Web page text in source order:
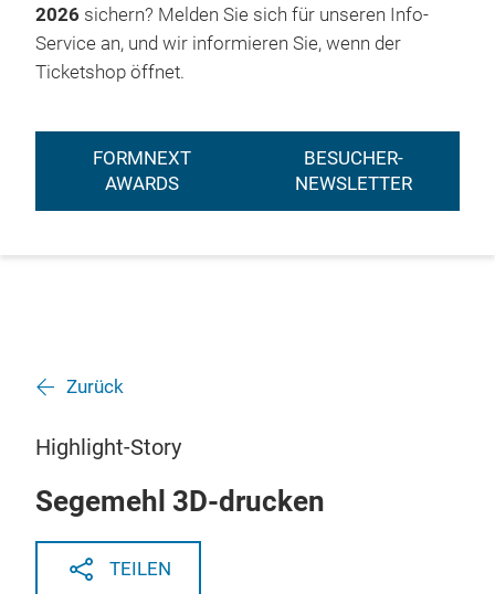
2026 sichern? Melden Sie sich für unseren Info-
Service an, und wir informieren Sie, wenn der
Ticketshop öffnet.
FORMNEXT
AWARDS
BESUCHER-
NEWSLETTER
Zurück
Highlight-Story
Segemehl 3D-drucken
TEILEN